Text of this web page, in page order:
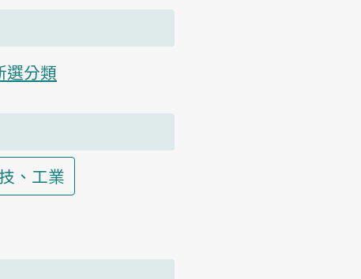
選分類
、工業